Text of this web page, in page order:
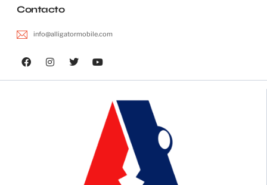
Contacto
info@alligatormobile.com